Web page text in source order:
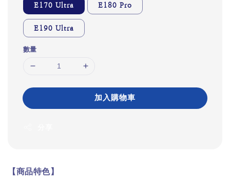
E170 Ultra E180 Pro
E190 Ultra
數量
加入購物車
【商品特色】